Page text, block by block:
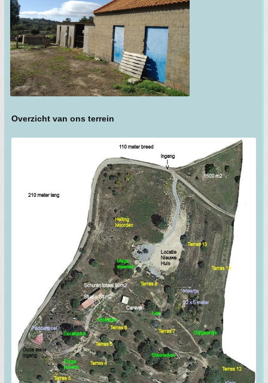
Overzicht van ons terrein